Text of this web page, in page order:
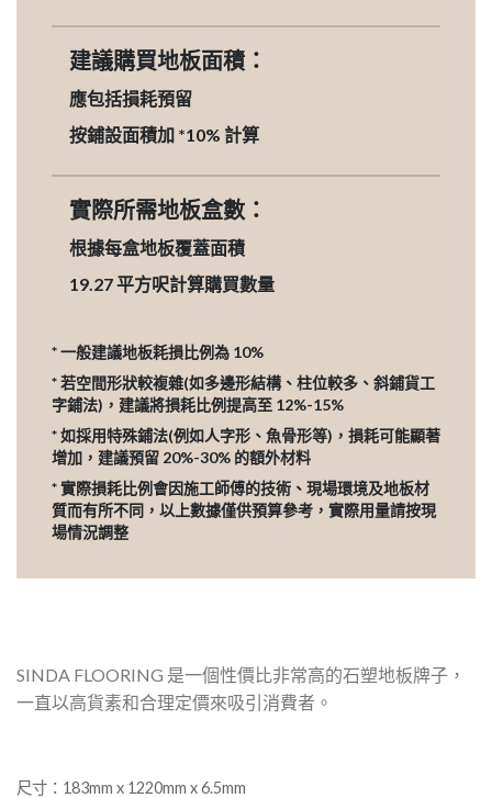
建議購買地板面積：
應包括損耗預留
按鋪設面積加 *10% 計算
實際所需地板盒數：
根據每盒地板覆蓋面積
19.27平方呎計算購買數量
* 一般建議地板耗損比例為 10%
* 若空間形狀較複雜(如多邊形結構、柱位較多、斜鋪貨工
字鋪法)，建議將損耗比例提高至 12%-15%
* 如採用特殊鋪法(例如人字形、魚骨形等)，損耗可能顯著
增加，建議預留 20%-30% 的額外材料
* 實際損耗比例會因施工師傅的技術、現場環境及地板材
質而有所不同，以上數據僅供預算參考，實際用量請按現
場情況調整
SINDA FLOORING 是一個性價比非常高的石塑地板牌子，
一直以高貨素和合理定價來吸引消費者。
尺寸：183mm x 1220mm x 6.5mm